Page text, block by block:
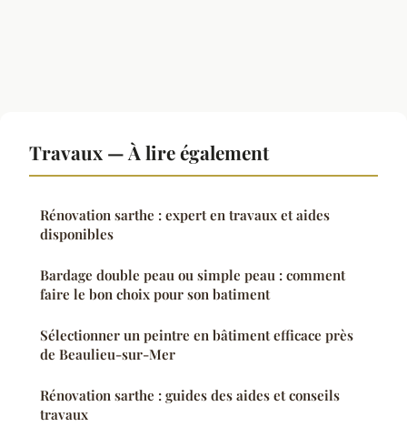
Travaux — À lire également
Rénovation sarthe : expert en travaux et aides
disponibles
Bardage double peau ou simple peau : comment
faire le bon choix pour son batiment
Sélectionner un peintre en bâtiment efficace près
de Beaulieu-sur-Mer
Rénovation sarthe : guides des aides et conseils
travaux